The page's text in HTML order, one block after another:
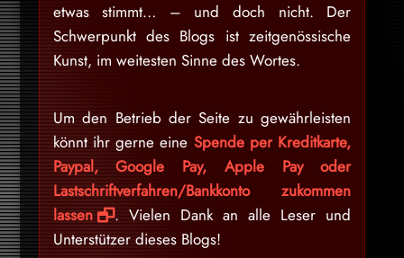
etwas stimmt… – und doch nicht. Der
Schwerpunkt des Blogs ist zeitgenössische
Kunst, im weitesten Sinne des Wortes.
Um den Betrieb der Seite zu gewährleisten
könnt ihr gerne eine Spende per Kreditkarte,
Paypal, Google Pay, Apple Pay oder
Lastschriftverfahren/Bankkonto zukommen
lassen
. Vielen Dank an alle Leser und
Unterstützer dieses Blogs!